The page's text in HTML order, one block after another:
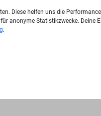
Diese helfen uns die
anonyme Statistikzwecke.
.